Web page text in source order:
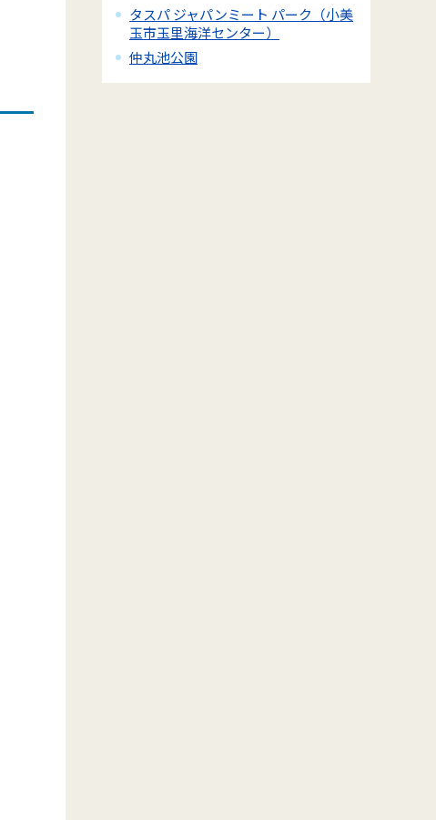
タスパ ジャパンミート パーク（小美
玉市玉里海洋センター）
仲丸池公園